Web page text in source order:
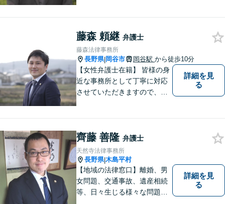
のようなことでも、お気軽に
ご相談ください。
藤森 頼継 弁護士
藤森法律事務所
長野県|岡谷市 岡谷駅 から徒歩10分
【女性弁護士在籍】 皆様の身
近な事務所として丁寧に対応
させていただきますので、お
詳細を見
る
齊藤 善隆 弁護士
天然寺法律事務所
長野県|木島平村
【地域の法律窓口】離婚、男
女問題、交通事故、遺産相続
等、日々生じる様々な問題に
詳細を見
る